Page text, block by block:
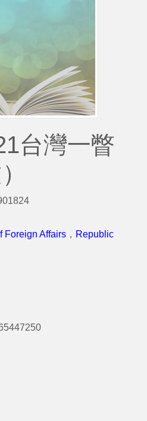
台灣一瞥
Foreign Affairs ， Republic